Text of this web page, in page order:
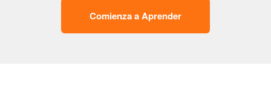
Comienza a Aprender